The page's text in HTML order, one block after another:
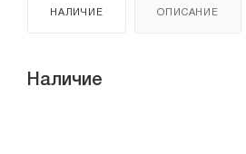
НАЛИЧИЕ ОПИСАНИЕ
Наличие